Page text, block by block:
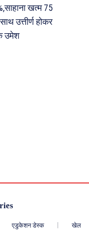
खत्म 75
उत्तीर्ण होकर
उमेश
एडुकेशन डेस्क खेल